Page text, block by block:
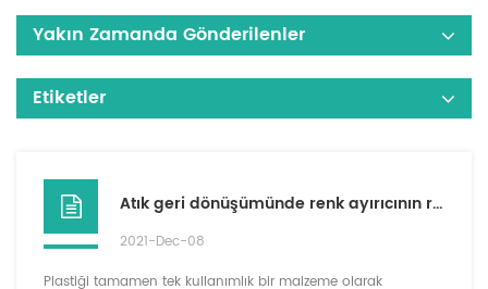
Yakın Zamanda Gönderilenler
Etiketler
Atık geri dönüşümünde renk ayırıcının rolü
2021-Dec-08
Plastiği tamamen tek kullanımlık bir malzeme olarak